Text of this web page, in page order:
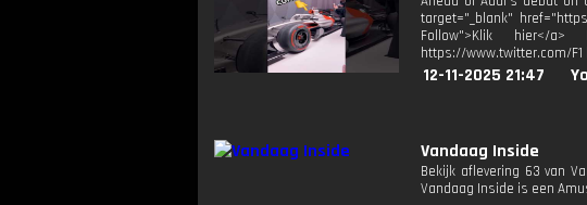
target="_blank"
Follow">Klik hier</a>
https://www.twitter.com/
12-11-2025 21:47
Vandaag Inside
Bekijk aflevering 63 van
Vandaag Inside is een